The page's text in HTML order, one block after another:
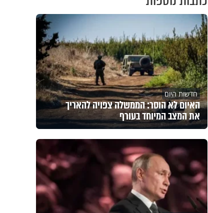
חדשות היום
האיום לא הוסר: הממשלה צפויה להאריך
את המצב המיוחד בעורף